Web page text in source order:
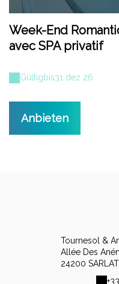
Week-End
avec SPA privatif
Gültigbis31 dez 26
Anbieten
Tournesol &
Allée Des
24200